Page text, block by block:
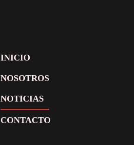
INICIO
NOSOTROS
NOTICIAS
CONTACTO